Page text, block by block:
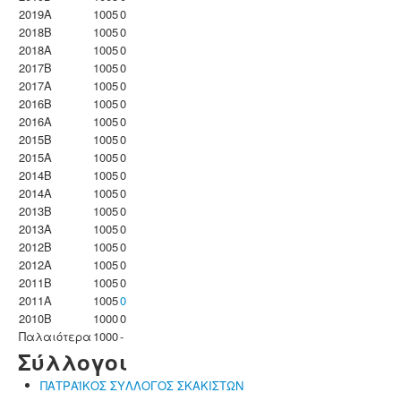
2019A
10050
2018B
10050
2018A
10050
2017B
10050
2017A
10050
2016B
10050
2016A
10050
2015B
10050
2015A
10050
2014B
10050
2014A
10050
2013B
10050
2013A
10050
2012B
10050
2012A
10050
2011B
10050
2011A
10050
2010B
10000
Παλαιότερα 1000-
Σύλλογοι
ΠΑΤΡΑΪΚΟΣ ΣΥΛΛΟΓΟΣ ΣΚΑΚΙΣΤΩΝ